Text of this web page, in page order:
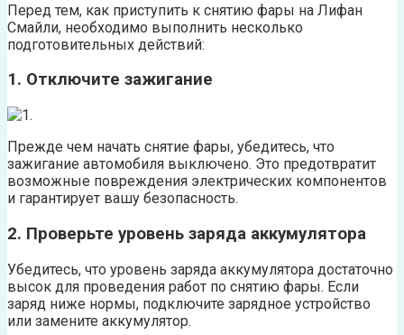
Перед тем, как приступить к снятию фары на Лифан
Смайли, необходимо выполнить несколько
подготовительных действий:
1. Отключите зажигание
Прежде чем начать снятие фары, убедитесь, что
зажигание автомобиля выключено. Это предотвратит
возможные повреждения электрических компонентов
и гарантирует вашу безопасность.
2. Проверьте уровень заряда аккумулятора
Убедитесь, что уровень заряда аккумулятора достаточно
высок для проведения работ по снятию фары. Если
заряд ниже нормы, подключите зарядное устройство
или замените аккумулятор.